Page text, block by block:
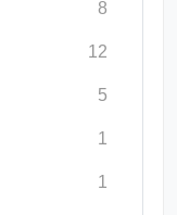
8
12
5
1
1